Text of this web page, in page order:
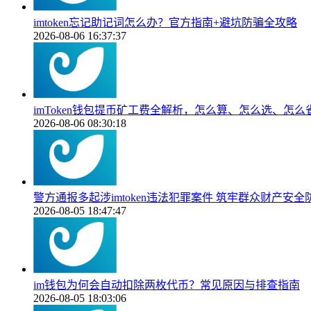
imtoken忘记助记词怎么办？官方指南+避坑防骗全攻略
2026-08-06 16:37:37
imToken钱包提币矿工费全解析，怎么算、怎么选、怎么
2026-08-06 08:30:18
警方通报多起涉imtoken违法犯罪案件 筑牢群众财产安全
2026-08-05 18:47:47
im钱包为何会自动扣除两枚代币？常见原因与排查指南
2026-08-05 18:03:06